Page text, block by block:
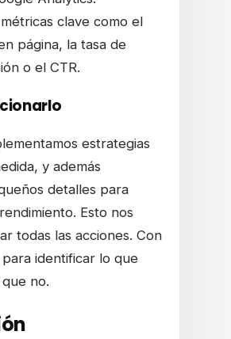
clave como el
página, la tasa de
o el CTR.
estrategias
y además
detalles para
Esto nos
todas las acciones. Con
identificar lo que
no.